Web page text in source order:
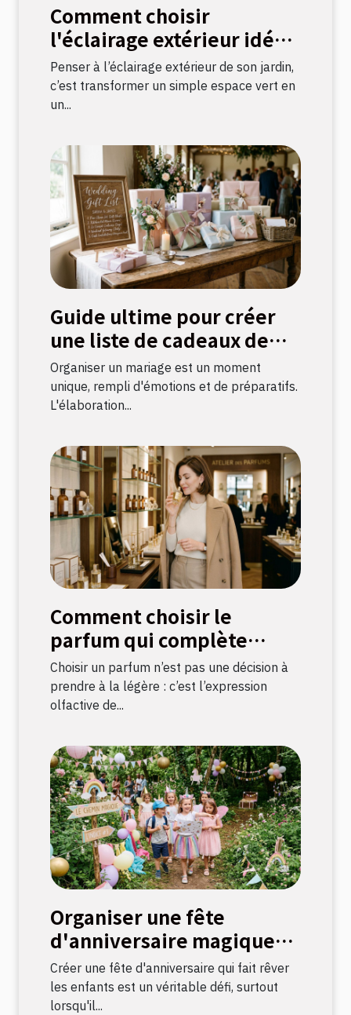
Comment choisir
l'éclairage extérieur idéal
pour votre jardin ?
Penser à l’éclairage extérieur de son jardin,
c’est transformer un simple espace vert en
un...
Guide ultime pour créer
une liste de cadeaux de
mariage parfaite
Organiser un mariage est un moment
unique, rempli d'émotions et de préparatifs.
L'élaboration...
Comment choisir le
parfum qui complète
votre style ?
Choisir un parfum n’est pas une décision à
prendre à la légère : c’est l’expression
olfactive de...
Organiser une fête
d'anniversaire magique
avec une chasse au trésor
sur le thème licorne
Créer une fête d'anniversaire qui fait rêver
les enfants est un véritable défi, surtout
lorsqu'il...